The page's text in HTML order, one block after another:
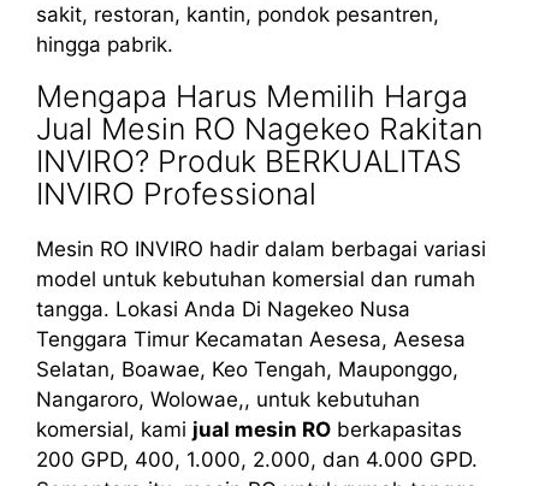
sakit, restoran, kantin, pondok pesantren,
hingga pabrik.
Mengapa Harus Memilih Harga
Jual Mesin RO Nagekeo Rakitan
INVIRO? Produk BERKUALITAS
INVIRO Professional
Mesin RO INVIRO hadir dalam berbagai variasi
model untuk kebutuhan komersial dan rumah
tangga. Lokasi Anda Di Nagekeo Nusa
Tenggara Timur Kecamatan Aesesa, Aesesa
Selatan, Boawae, Keo Tengah, Mauponggo,
Nangaroro, Wolowae,, untuk kebutuhan
komersial, kami jual mesin RO berkapasitas
200 GPD, 400, 1.000, 2.000, dan 4.000 GPD.